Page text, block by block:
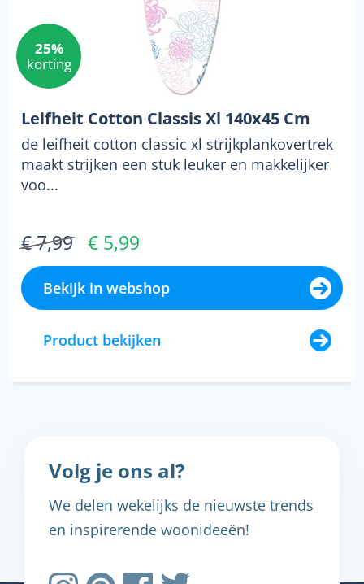
25%
korting
Leifheit Cotton Classis Xl 140x45 Cm
de leifheit cotton classic xl strijkplankovertrek
maakt strijken een stuk leuker en makkelijker
voo...
€ 7,99 € 5,99
Bekijk in webshop
Product bekijken
Volg je ons al?
We delen wekelijks de nieuwste trends
en inspirerende woonideeën!